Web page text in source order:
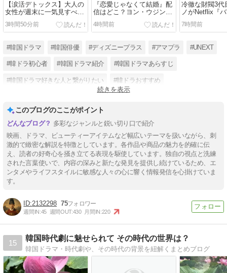
【涙活デトックス】大人の
女性が週末に一気見すべ
き、魂が震える「極上の号
泣ドラマ」5選④『医師ヨ
3時間50分前
『恋愛じゃなくて結婚』配
信はどこ？ヨン・ウジン主
演の傑作ラブコメ
4時間前
冷徹な財閥3代
ノがNetflix『
での役作りと
との共演を語る
7時間前
#韓国ドラマ #韓国俳優 #ディズニープラス #アマプラ #UNEXT
#韓ドラ初心者 #韓国ドラマ紹介 #韓国ドラマあらすじ
#韓国ドラマ好きな人と繋がりたい #韓ドラおすすめ
続きを表示
このブログのここがポイント
多彩なジャンルと鋭い切り口で紹介
映画、ドラマ、ビューティーアイテムなど幅広いテーマを扱いながら、刺
激的で緻密な解説を特徴としています。各作品や商品の魅力を的確に伝
え、読者の好奇心を掻き立てる表現を駆使しています。独自の視点と洗練
された言葉使いで、内容の深みと新たな発見を提供し続けているため、エ
ンタメやライフスタイルに敏感な人々の心に響く情報発信を心掛けていま
す。
2132298 75
週間IN:45 週間OUT:430 月間IN:220
15
韓国時代劇に魅せられて その時代の世界は？
韓国ドラマ・時代劇や、その時代の背景を紐解くまとめブログ